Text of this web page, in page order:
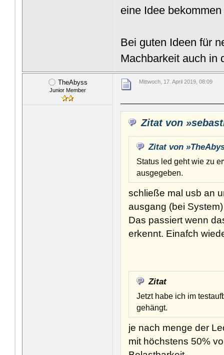
eine Idee
Bei guten Ideen für
Machbarkeit auch in
TheAbyss
Junior Member
Mittwoch, 17. April 2019, 08:09
Zitat von
Zitat von
Status led geht wie zu
ausgegeben.
schließe mal usb an
ausgang (bei
Das passiert wenn
erkennt. Einafch
Zitat
Jetzt habe ich im
gehängt.
je nach menge der
mit höchstens 50%